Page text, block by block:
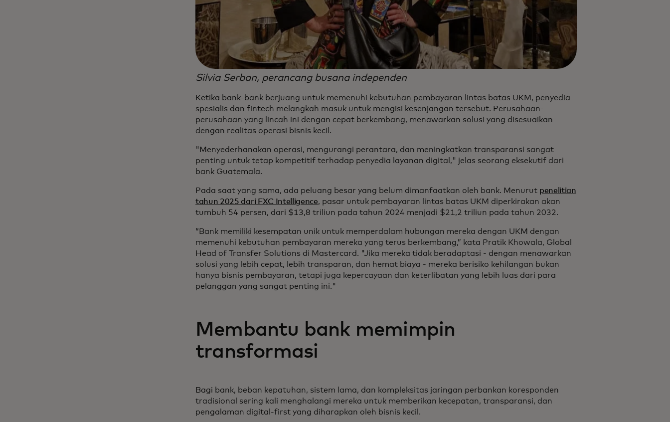
Silvia Serban, perancang busana independen
Ketika bank-bank berjuang untuk memenuhi kebutuhan pembayaran lintas batas UKM, penyedia
spesialis dan fintech melangkah masuk untuk mengisi kesenjangan tersebut. Perusahaan-
perusahaan yang lincah ini dengan cepat berkembang, menawarkan solusi yang disesuaikan
dengan realitas operasi bisnis kecil.
"Menyederhanakan operasi, mengurangi perantara, dan meningkatkan transparansi sangat
penting untuk tetap kompetitif terhadap penyedia layanan digital," jelas seorang eksekutif dari
bank Guatemala.
Pada saat yang sama, ada peluang besar yang belum dimanfaatkan oleh bank. Menurut penelitian
tahun 2025 dari FXC Intelligence, pasar untuk pembayaran lintas batas UKM diperkirakan akan
tumbuh 54 persen, dari $13,8 triliun pada tahun 2024 menjadi $21,2 triliun pada tahun 2032.
“Bank memiliki kesempatan unik untuk memperdalam hubungan mereka dengan UKM dengan
memenuhi kebutuhan pembayaran mereka yang terus berkembang,” kata Pratik Khowala, Global
Head of Transfer Solutions di Mastercard. "Jika mereka tidak beradaptasi - dengan menawarkan
solusi yang lebih cepat, lebih transparan, dan hemat biaya - mereka berisiko kehilangan bukan
hanya bisnis pembayaran, tetapi juga kepercayaan dan keterlibatan yang lebih luas dari para
pelanggan yang sangat penting ini."
Membantu bank memimpin
transformasi
Bagi bank, beban kepatuhan, sistem lama, dan kompleksitas jaringan perbankan koresponden
tradisional sering kali menghalangi mereka untuk memberikan kecepatan, transparansi, dan
pengalaman digital-first yang diharapkan oleh bisnis kecil.